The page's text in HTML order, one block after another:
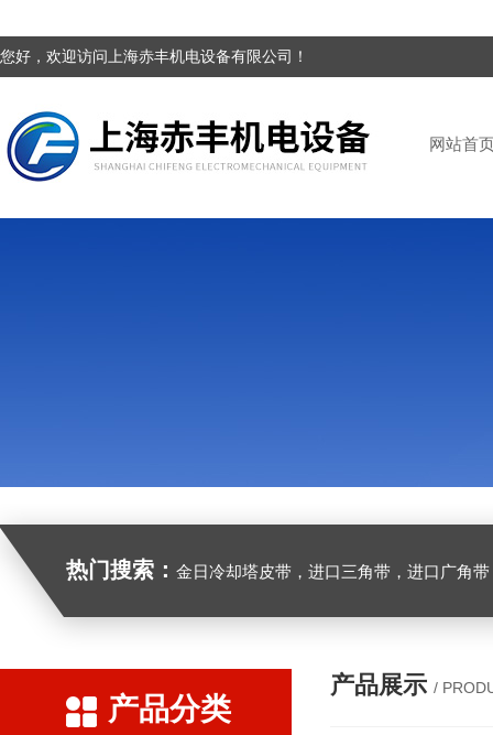
您好，欢迎访问上海赤丰机电设备有限公司！
网站首
热门搜索： 金日冷却塔皮带，进口三角带，进口广角带，进口同步带，进口空压机皮
产品分类
产品展示 /